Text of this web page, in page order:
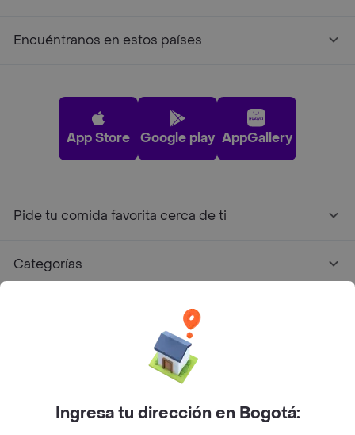
Encuéntranos en estos países
App Store Google play AppGallery
Pide tu comida favorita cerca de ti
Categorías
Facebook
Twitter
Instagram
Ingresa tu dirección en Bogotá: